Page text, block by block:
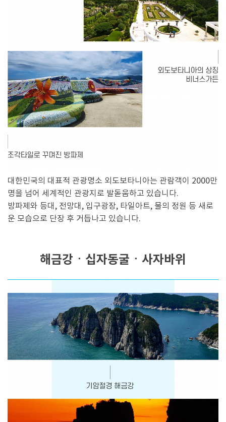
대한민국의 대표적 관광명소 외도보타니아는 관람객이 2000만
명을 넘어 세계적인 관광지로 발돋움하고 있습니다.
방파제와 등대, 전망대, 입구광장, 타일아트, 물의 정원 등 새로
운 모습으로 단장 후 거듭나고 있습니다.
해금강ㆍ십자동굴ㆍ사자바위